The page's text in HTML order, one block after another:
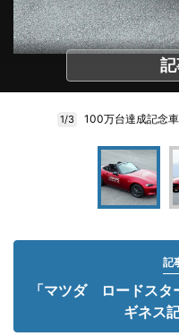
1/3 100万台達成記念
記
「マツダ ロードス
ギネス